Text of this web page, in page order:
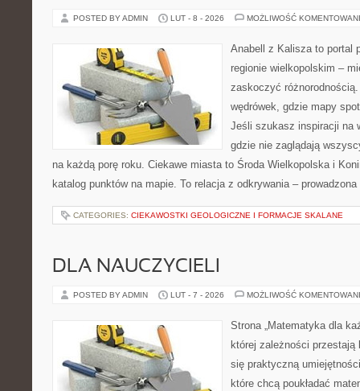
POSTED BY ADMIN LUT - 8 - 2026 MOŻLIWOŚĆ
Anabell z Kalisza to portal
regionie wielkopolskim –
zaskoczyć
wędrówek, gdzie mapy
Jeśli szukasz inspiracji na
gdzie nie zaglądają
na każdą porę roku. Ciekawe miasta to Środa Wielkopolska i
katalog punktów na mapie. To relacja z odkrywania –
CATEGORIES: CIEKAWOSTKI GEOLOGICZNE I FORMACJE SKALANE
DLA NAUCZYCIELI
POSTED BY ADMIN LUT - 7 - 2026 MOŻLIWOŚĆ
Strona „Matematyka dla
której zależności
się praktyczną
które chcą poukładać